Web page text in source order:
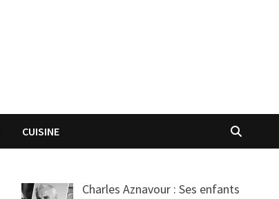
CUISINE
Charles Aznavour : Ses enfants